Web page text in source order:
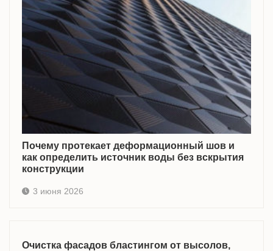
Почему протекает деформационный шов и
как определить источник воды без вскрытия
конструкции
3 июня 2026
Очистка фасадов бластингом от высолов,